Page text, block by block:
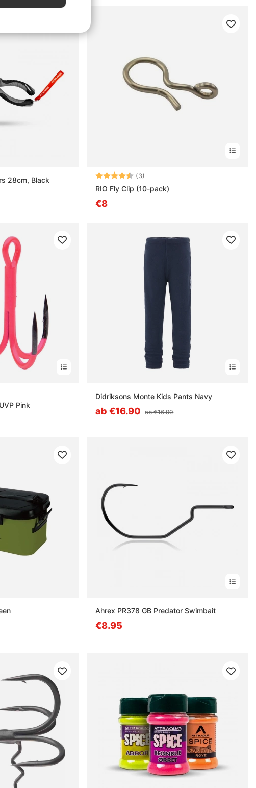
28cm, Black
Bewertung: (3)
RIO Fly Clip (10-pack)
€8
Pink
Didriksons Monte Kids Pants Navy
ab €16.90 ab €16.90
Ahrex PR378 GB Predator Swimbait
€8.95